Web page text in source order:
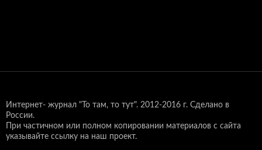
Интернет- журнал "То там, то тут". 2012-2016 г. Сделано в
России.
При частичном или полном копировании материалов с сайта
указывайте ссылку на наш проект.